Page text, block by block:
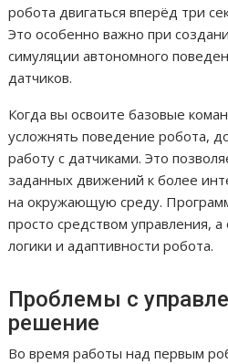
робота двигаться вперёд три
Это особенно важно при
симуляции автономного
датчиков.
Когда вы освоите базовые
усложнять поведение робота,
работу с датчиками. Это
заданных движений к более
на окружающую среду.
просто средством управления,
логики и адаптивности робота.
Проблемы с
решение
Во время работы над первым